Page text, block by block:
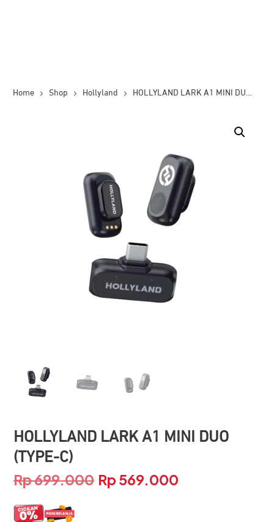
Home Shop Hollyland HOLLYLAND LARK A1 MINI DUO (TYPE-C)
HOLLYLAND LARK A1 MINI DUO
(TYPE-C)
Rp699.000 Harga
Rp 569.000